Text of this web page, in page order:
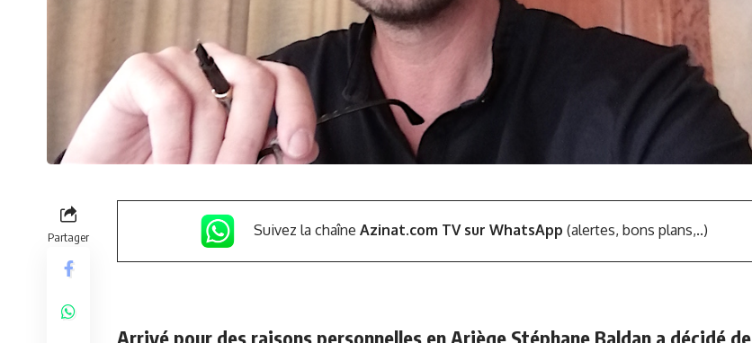
Partager Suivez la chaîne Azinat.com TV sur WhatsApp (alertes, bons plans,..)
Arrivé pour des raisons personnelles en Ariège Stéphane Baldan a décidé de